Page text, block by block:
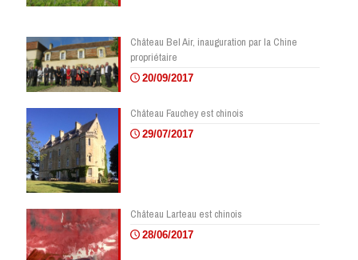
Château Bel Air, inauguration par la Chine
propriétaire
20/09/2017
Château Fauchey est chinois
29/07/2017
Château Larteau est chinois
28/06/2017